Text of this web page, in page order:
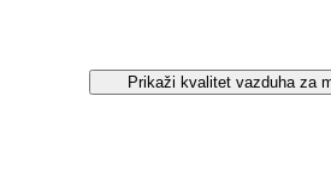
Prikaži kvalitet vazduha za